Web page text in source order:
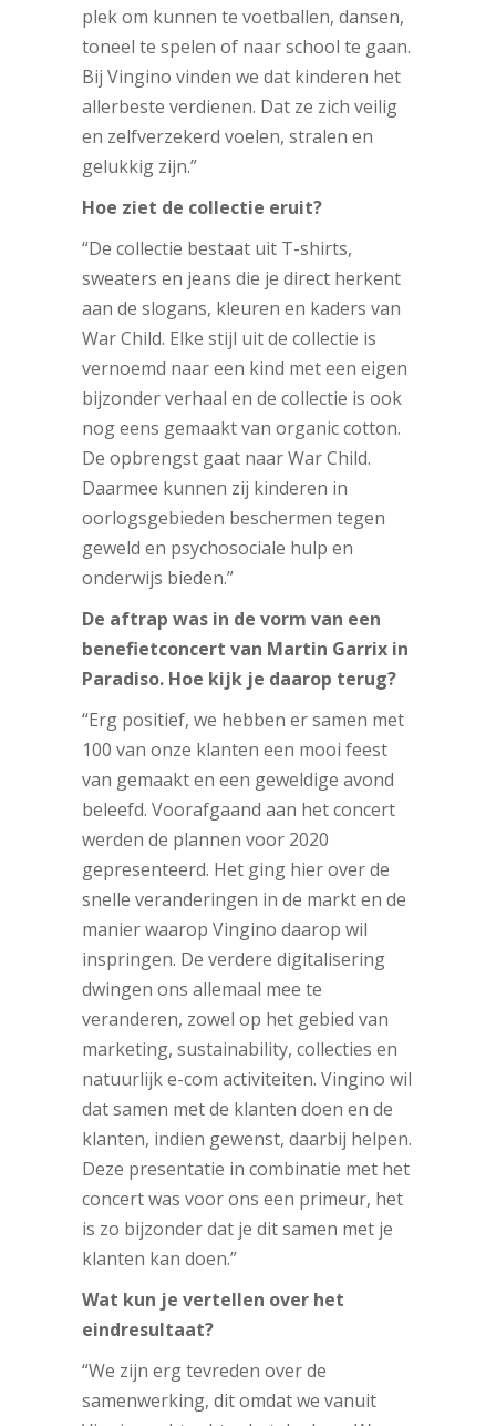
plek om kunnen te voetballen, dansen,
toneel te spelen of naar school te gaan.
Bij Vingino vinden we dat kinderen het
allerbeste verdienen. Dat ze zich veilig
en zelfverzekerd voelen, stralen en
gelukkig zijn.”
Hoe ziet de collectie eruit?
“De collectie bestaat uit T-shirts,
sweaters en jeans die je direct herkent
aan de slogans, kleuren en kaders van
War Child. Elke stijl uit de collectie is
vernoemd naar een kind met een eigen
bijzonder verhaal en de collectie is ook
nog eens gemaakt van organic cotton.
De opbrengst gaat naar War Child.
Daarmee kunnen zij kinderen in
oorlogsgebieden beschermen tegen
geweld en psychosociale hulp en
onderwijs bieden.”
De aftrap was in de vorm van een
benefietconcert van Martin Garrix in
Paradiso. Hoe kijk je daarop terug?
“Erg positief, we hebben er samen met
100 van onze klanten een mooi feest
van gemaakt en een geweldige avond
beleefd. Voorafgaand aan het concert
werden de plannen voor 2020
gepresenteerd. Het ging hier over de
snelle veranderingen in de markt en de
manier waarop Vingino daarop wil
inspringen. De verdere digitalisering
dwingen ons allemaal mee te
veranderen, zowel op het gebied van
marketing, sustainability, collecties en
natuurlijk e-com activiteiten. Vingino wil
dat samen met de klanten doen en de
klanten, indien gewenst, daarbij helpen.
Deze presentatie in combinatie met het
concert was voor ons een primeur, het
is zo bijzonder dat je dit samen met je
klanten kan doen.”
Wat kun je vertellen over het
eindresultaat?
“We zijn erg tevreden over de
samenwerking, dit omdat we vanuit